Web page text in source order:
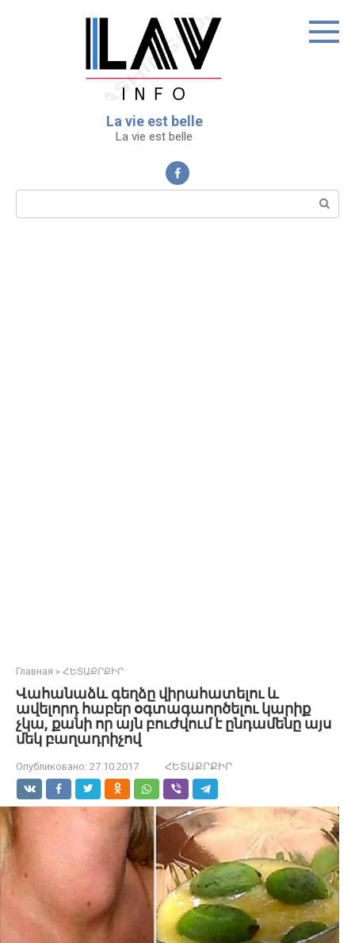
La vie est belle
La vie est belle
Поиск:
Главная » ՀԵՏԱՔՐՔԻՐ
Վահանաձև գեղձը վիրահատելու և
ավելորդ հաբեր օգտագաործելու կարիք
չկա, քանի որ այն բուժվում է ընդամենը այս
մեկ բաղադրիչով
Опубликовано: 27.10.2017 ՀԵՏԱՔՐՔԻՐ